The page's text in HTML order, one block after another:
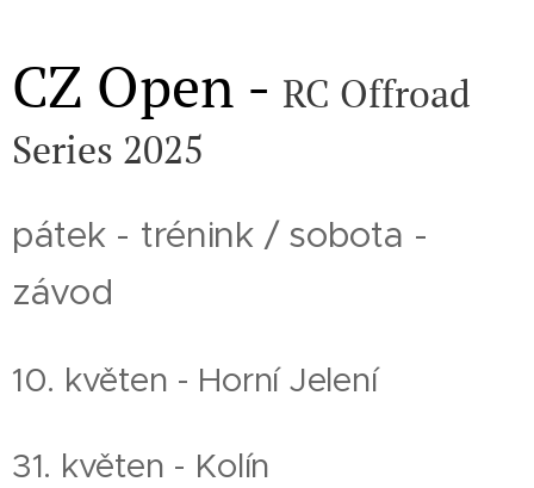
CZ Open - RC Offroad
Series 2025
pátek - trénink / sobota -
závod
10. květen - Horní Jelení
31. květen - Kolín